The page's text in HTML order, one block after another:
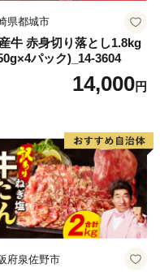
県都城市
牛 赤身切り落とし1.8kg
パック)_14-3604
14,000円
府泉佐野市